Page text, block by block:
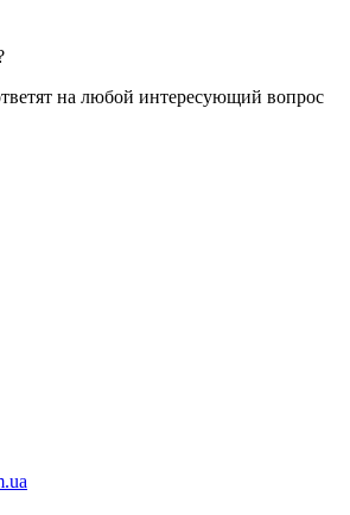
на любой интересующий вопрос